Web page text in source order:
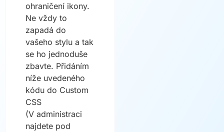
ohraničení ikony.
Ne vždy to
zapadá do
vašeho stylu a tak
se ho jednoduše
zbavte. Přidáním
níže uvedeného
kódu do Custom
CSS
(V administraci
najdete pod